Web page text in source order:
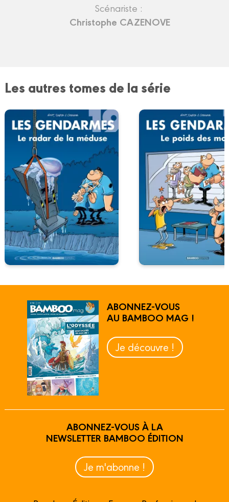
Scénariste :
Christophe CAZENOVE
Les autres tomes de la série
ABONNEZ-VOUS
AU BAMBOO MAG !
Je découvre !
ABONNEZ-VOUS À LA
NEWSLETTER BAMBOO ÉDITION
Je m'abonne !